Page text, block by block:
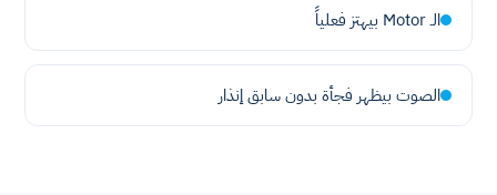
الـ Motor بيهتز فعلياً
الصوت بيظهر فجأة بدون سابق إنذار